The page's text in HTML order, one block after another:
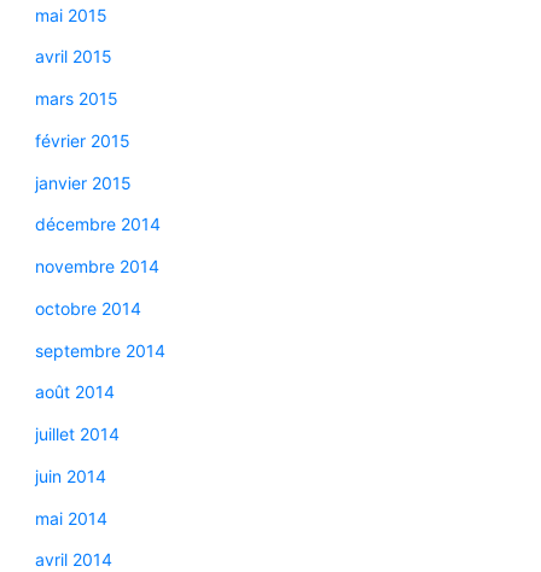
mai 2015
avril 2015
mars 2015
février 2015
janvier 2015
décembre 2014
novembre 2014
octobre 2014
septembre 2014
août 2014
juillet 2014
juin 2014
mai 2014
avril 2014